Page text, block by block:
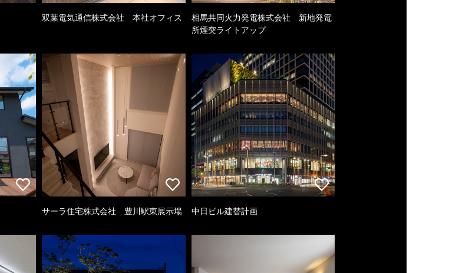
双葉電気通信株式会社 本社オフィス
相馬共同火力発電株式会社 新地発電
所煙突ライトアップ
サーラ住宅株式会社 豊川駅東展示場 中日ビル建替計画